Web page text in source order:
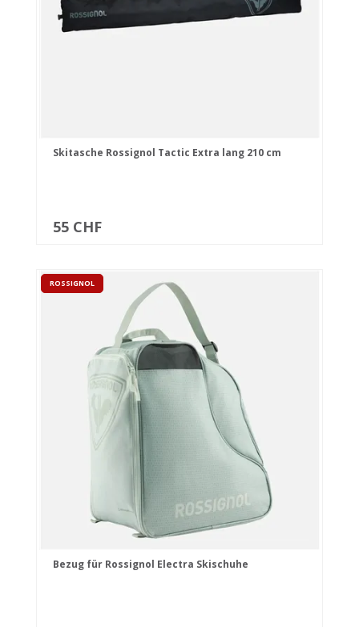
Skitasche Rossignol Tactic Extra lang 210 cm
55 CHF
ROSSIGNOL
Bezug für Rossignol Electra Skischuhe